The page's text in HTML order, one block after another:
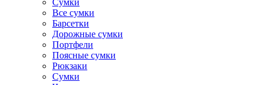
Сумки
Все сумки
Барсетки
Дорожные сумки
Портфели
Поясные сумки
Рюкзаки
Сумки